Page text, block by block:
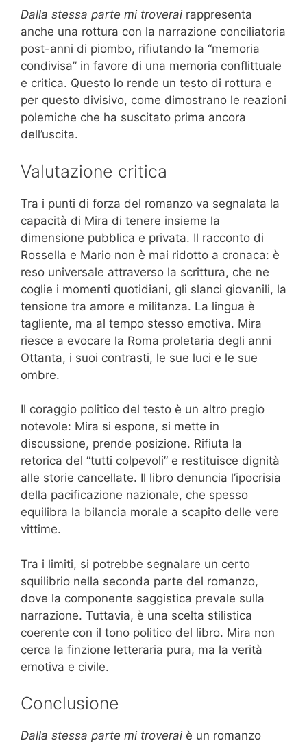
Dalla stessa parte mi troverai rappresenta
anche una rottura con la narrazione conciliatoria
post-anni di piombo, rifiutando la “memoria
condivisa” in favore di una memoria conflittuale
e critica. Questo lo rende un testo di rottura e
per questo divisivo, come dimostrano le reazioni
polemiche che ha suscitato prima ancora
dell’uscita.
Valutazione critica
Tra i punti di forza del romanzo va segnalata la
capacità di Mira di tenere insieme la
dimensione pubblica e privata. Il racconto di
Rossella e Mario non è mai ridotto a cronaca: è
reso universale attraverso la scrittura, che ne
coglie i momenti quotidiani, gli slanci giovanili, la
tensione tra amore e militanza. La lingua è
tagliente, ma al tempo stesso emotiva. Mira
riesce a evocare la Roma proletaria degli anni
Ottanta, i suoi contrasti, le sue luci e le sue
ombre.
Il coraggio politico del testo è un altro pregio
notevole: Mira si espone, si mette in
discussione, prende posizione. Rifiuta la
retorica del “tutti colpevoli” e restituisce dignità
alle storie cancellate. Il libro denuncia l’ipocrisia
della pacificazione nazionale, che spesso
equilibra la bilancia morale a scapito delle vere
vittime.
Tra i limiti, si potrebbe segnalare un certo
squilibrio nella seconda parte del romanzo,
dove la componente saggistica prevale sulla
narrazione. Tuttavia, è una scelta stilistica
coerente con il tono politico del libro. Mira non
cerca la finzione letteraria pura, ma la verità
emotiva e civile.
Conclusione
Dalla stessa parte mi troverai è un romanzo